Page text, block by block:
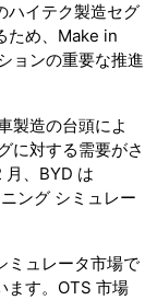
ハイテク製造セグ
ため、Make in
ョンの重要な推進
製造の台頭によ
に対する需要がさ
月、BYD は
ング シミュレー
ミュレータ市場で
ます。OTS 市場